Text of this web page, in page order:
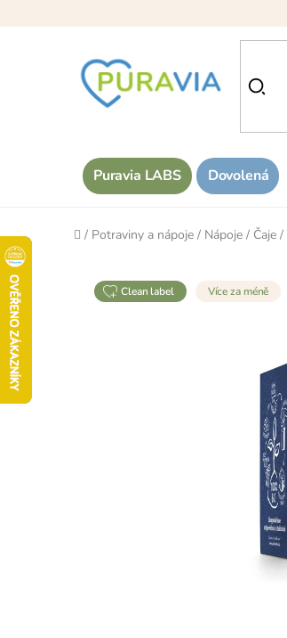
Puravia LABS Dovolená
Domů
/ Potraviny a nápoje / Nápoje / Čaje /
clean label Více za méně